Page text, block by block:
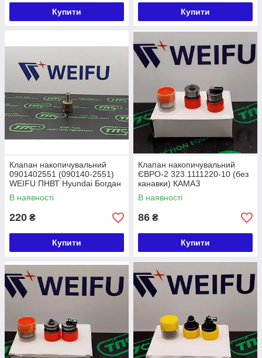
Купити Купити
Клапан накопичувальний
0901402551 (090140-2551)
WEIFU ПНВТ Hyundai Богдан
A069, Volvo
В наявності
220 ₴
Купити
Клапан накопичувальний
ЄВРО-2 323.1111220-10 (без
канавки) КАМАЗ
(33..333..337..740) Китай
В наявності
86 ₴
Купити